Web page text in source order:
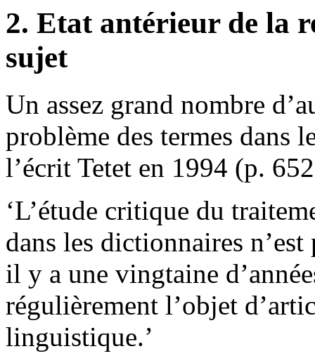
2. Etat antérieur de la
sujet
Un assez grand nombre
problème des termes dans
l’écrit Tetet en 1994 (p.
‘L’étude critique du
dans les dictionnaires n’est
il y a une vingtaine
régulièrement l’objet
linguistique.’